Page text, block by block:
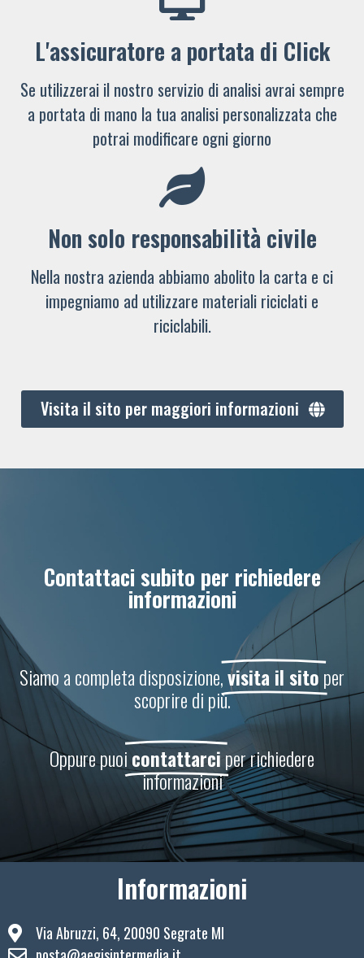
L'assicuratore a portata di Click
Se utilizzerai il nostro servizio di analisi avrai sempre
a portata di mano la tua analisi personalizzata che
potrai modificare ogni giorno
Non solo responsabilità civile
Nella nostra azienda abbiamo abolito la carta e ci
impegniamo ad utilizzare materiali riciclati e
riciclabili.
Visita il sito per maggiori informazioni
Contattaci subito per richiedere
informazioni
Siamo a completa disposizione,visita il sitoper
scoprire di più.
Oppure puoicontattarciper richiedere
informazioni
Informazioni
Via Abruzzi, 64, 20090 Segrate MI